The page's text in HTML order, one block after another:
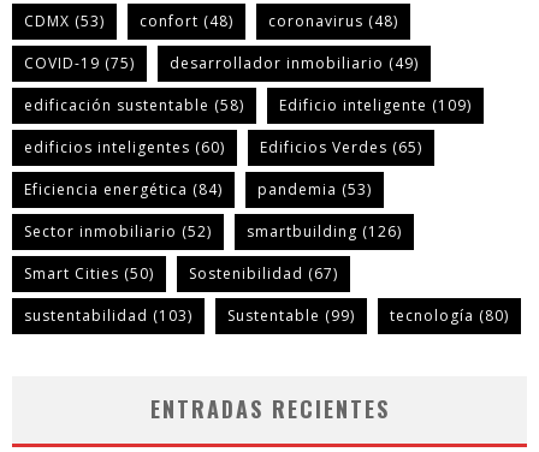
CDMX (53) confort (48) coronavirus (48)
COVID-19 (75) desarrollador inmobiliario (49)
edificación sustentable (58) Edificio inteligente (109)
edificios inteligentes (60) Edificios Verdes (65)
Eficiencia energética (84) pandemia (53)
Sector inmobiliario (52) smartbuilding (126)
Smart Cities (50) Sostenibilidad (67)
sustentabilidad (103) Sustentable (99) tecnología (80)
ENTRADAS RECIENTES